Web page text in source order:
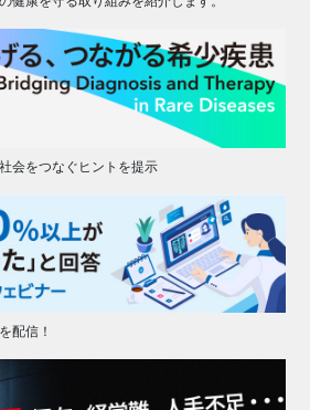
会をつなぐヒントを提示
配信！